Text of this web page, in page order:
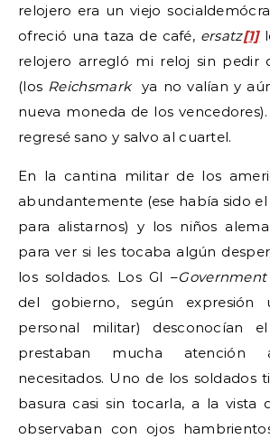
relojero era un viejo
ofreció una taza de café, ersatz[1]
relojero arregló mi reloj sin pedir
(los Reichsmark ya no valían y
nueva moneda de los
regresé sano y salvo al cuartel.
En la cantina militar de los
abundantemente (ese había sido
para alistarnos) y los niños
para ver si les tocaba algún
los soldados. Los GI –
del gobierno, según expresión
personal militar) desconocían
prestaban mucha atención
necesitados. Uno de los soldados
basura casi sin tocarla, a la vista
observaban con ojos